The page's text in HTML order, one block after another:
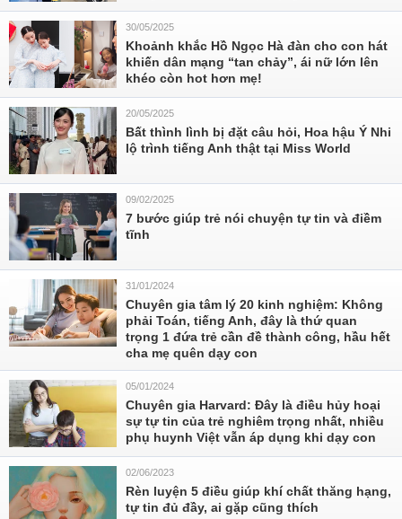
30/05/2025
Khoảnh khắc Hồ Ngọc Hà đàn cho con hát
khiến dân mạng “tan chảy”, ái nữ lớn lên
khéo còn hot hơn mẹ!
20/05/2025
Bất thình lình bị đặt câu hỏi, Hoa hậu Ý Nhi
lộ trình tiếng Anh thật tại Miss World
09/02/2025
7 bước giúp trẻ nói chuyện tự tin và điềm
tĩnh
31/01/2024
Chuyên gia tâm lý 20 kinh nghiệm: Không
phải Toán, tiếng Anh, đây là thứ quan
trọng 1 đứa trẻ cần đề thành công, hầu hết
cha mẹ quên dạy con
05/01/2024
Chuyên gia Harvard: Đây là điều hủy hoại
sự tự tin của trẻ nghiêm trọng nhất, nhiều
phụ huynh Việt vẫn áp dụng khi dạy con
02/06/2023
Rèn luyện 5 điều giúp khí chất thăng hạng,
tự tin đủ đầy, ai gặp cũng thích